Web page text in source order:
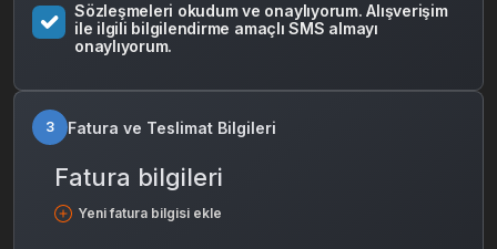
Sözleşmeleri okudum ve onaylıyorum. Alışverişim
ile ilgili bilgilendirme amaçlı SMS almayı
onaylıyorum.
3 Fatura ve Teslimat Bilgileri
Fatura bilgileri
Yeni fatura bilgisi ekle